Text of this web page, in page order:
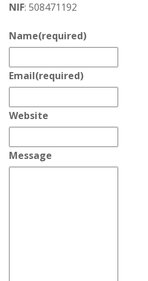
NIF: 508471192
Name(required)
Email(required)
Website
Message